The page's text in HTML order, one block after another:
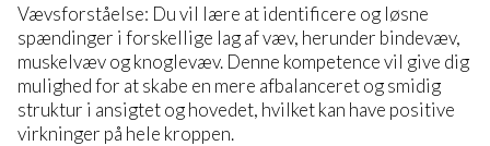
Vævsforståelse: Du vil lære at identificere og løsne
spændinger i forskellige lag af væv, herunder bindevæv,
muskelvæv og knoglevæv. Denne kompetence vil give dig
mulighed for at skabe en mere afbalanceret og smidig
struktur i ansigtet og hovedet, hvilket kan have positive
virkninger på hele kroppen.